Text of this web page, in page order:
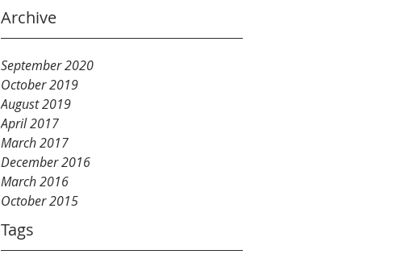
Educación Ambiental
Archive
September 2020
October 2019
August 2019
April 2017
March 2017
December 2016
March 2016
October 2015
Tags